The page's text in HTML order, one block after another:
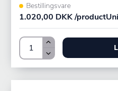
Bestillingsvare
1.020,00 DKK /